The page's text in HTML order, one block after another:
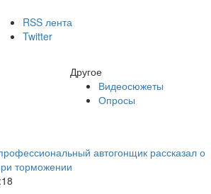
RSS лента
Twitter
Другое
Видеосюжеты
Опросы
автогонщик рассказал о
торможении